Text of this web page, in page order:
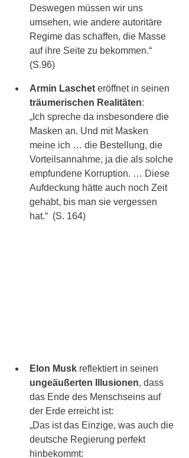
Deswegen müssen wir uns
umsehen, wie andere autoritäre
Regime das schaffen, die Masse
auf ihre Seite zu bekommen.“
(S.96)
Armin Laschet eröffnet in seinen
träumerischen Realitäten:
„Ich spreche da insbesondere die
Masken an. Und mit Masken
meine ich … die Bestellung, die
Vorteilsannahme, ja die als solche
empfundene Korruption. … Diese
Aufdeckung hätte auch noch Zeit
gehabt, bis man sie vergessen
hat.“  (S. 164)
Elon Musk reflektiert in seinen
ungeäußerten Illusionen, dass
das Ende des Menschseins auf
der Erde erreicht ist:
„Das ist das Einzige, was auch die
deutsche Regierung perfekt
hinbekommt: